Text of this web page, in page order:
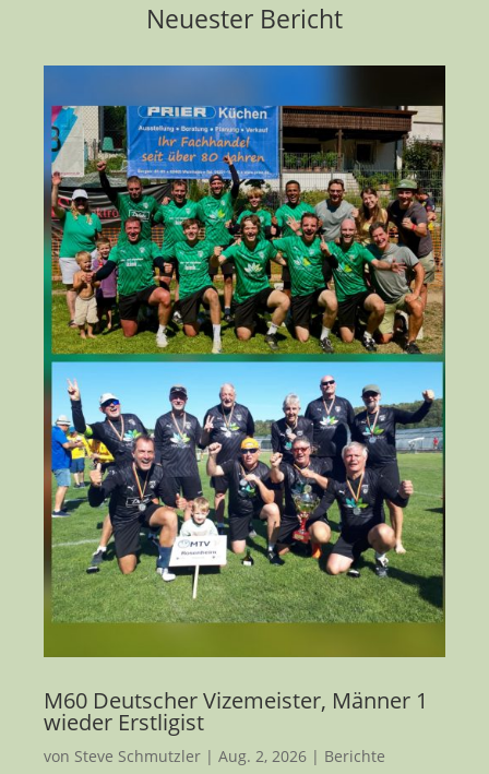
Neuester Bericht
M60 Deutscher Vizemeister, Männer 1
wieder Erstligist
von Steve Schmutzler | Aug. 2, 2026 | Berichte